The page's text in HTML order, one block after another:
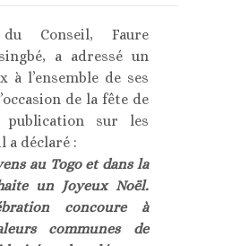
Conseil, Faure
a adressé un
à l’ensemble de ses
de la fête de
publication sur les
a déclaré :
au Togo et dans la
un Joyeux Noël.
concoure à
communes de